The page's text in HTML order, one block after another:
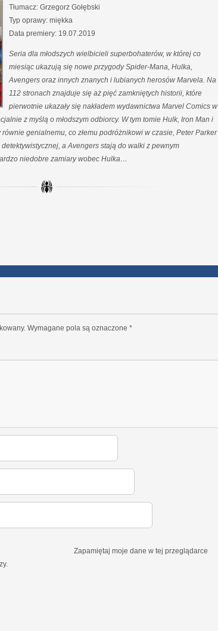
Tłumacz: Grzegorz Gołębski
Typ oprawy: miękka
Data premiery: 19.07.2019
Seria dla młodszych wielbicieli superbohaterów, w której co
miesiąc ukazują się nowe przygody Spider-Mana, Hulka,
Avengers oraz innych znanych i lubianych herosów Marvela. Na
112 stronach znajduje się aż pięć zamkniętych historii, które
pierwotnie ukazały się nakładem wydawnictwa Marvel Comics w
z myślą o młodszym odbiorcy. W tym tomie Hulk, Iron Man i
genialnemu, co złemu podróżnikowi w czasie, Peter Parker
a Avengers stają do walki z pewnym
niedobre zamiary wobec Hulka…
Wymagane pola są oznaczone *
Zapamiętaj moje dane w tej przeglądarce